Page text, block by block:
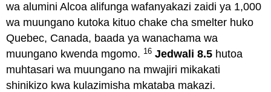
wa alumini Alcoa alifunga wafanyakazi zaidi ya 1,000
wa muungano kutoka kituo chake cha smelter huko
Quebec, Canada, baada ya wanachama wa
muungano kwenda mgomo. 16 Jedwali 8.5 hutoa
muhtasari wa muungano na mwajiri mikakati
shinikizo kwa kulazimisha mkataba makazi.